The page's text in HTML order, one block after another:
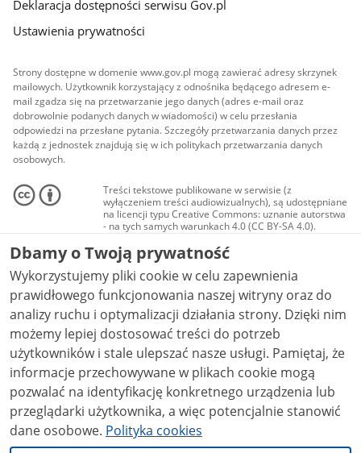
Deklaracja dostępności serwisu Gov.pl
Ustawienia prywatności
Strony dostępne w domenie www.gov.pl mogą zawierać adresy skrzynek
mailowych. Użytkownik korzystający z odnośnika będącego adresem e-
mail zgadza się na przetwarzanie jego danych (adres e-mail oraz
dobrowolnie podanych danych w wiadomości) w celu przesłania
odpowiedzi na przesłane pytania. Szczegóły przetwarzania danych przez
każdą z jednostek znajdują się w ich politykach przetwarzania danych
osobowych.
Treści tekstowe publikowane w serwisie (z
wyłączeniem treści audiowizualnych), są udostępniane
na licencji typu Creative Commons: uznanie autorstwa
- na tych samych warunkach 4.0 (CC BY-SA 4.0).
Materiały audiowizualne, w tym zdjęcia, materiały
audio i wideo, są udostępniane na licencji typu
Creative Commons: uznanie autorstwa użycie
niekomercyjne - bez utworów zależnych 4.0 (CC BY-
NC-ND 4.0), o ile nie jest to stwierdzone inaczej.
Dbamy o Twoją prywatność
Wykorzystujemy pliki cookie w celu zapewnienia
prawidłowego funkcjonowania naszej witryny oraz do
analizy ruchu i optymalizacji działania strony. Dzięki nim
możemy lepiej dostosować treści do potrzeb
użytkowników i stale ulepszać nasze usługi. Pamiętaj, że
informacje przechowywane w plikach cookie mogą
pozwalać na identyfikację konkretnego urządzenia lub
przeglądarki użytkownika, a więc potencjalnie stanowić
dane osobowe. Polityka cookies